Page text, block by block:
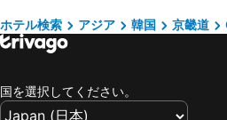
Hotel PJ Myeongdong
ホテル スカイパーク 明洞 I
Homes Stay Myeongdong
ホテル検索 アジア 韓国 京畿道
国を選択してください。